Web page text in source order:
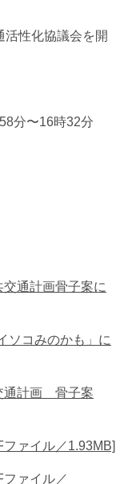
性化協議会を開
分〜16時32分
通計画骨子案に
ソコみのかも」に
通計画 骨子案
ァイル／1.93MB]
ァイル／